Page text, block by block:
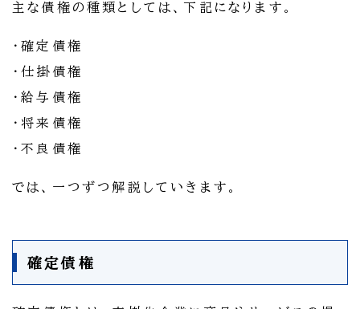
主な債権の種類としては、下記になります。
・確定債権
・仕掛債権
・給与債権
・将来債権
・不良債権
では、一つずつ解説していきます。
確定債権